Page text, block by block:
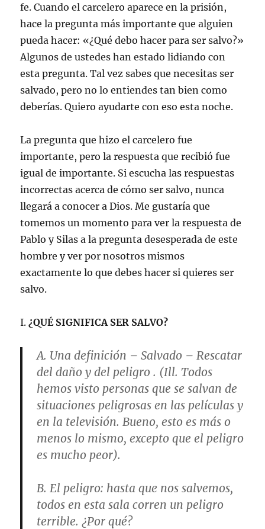
fe. Cuando el carcelero aparece en la prisión,
hace la pregunta más importante que alguien
pueda hacer: «¿Qué debo hacer para ser salvo?»
Algunos de ustedes han estado lidiando con
esta pregunta. Tal vez sabes que necesitas ser
salvado, pero no lo entiendes tan bien como
deberías. Quiero ayudarte con eso esta noche.
La pregunta que hizo el carcelero fue
importante, pero la respuesta que recibió fue
igual de importante. Si escucha las respuestas
incorrectas acerca de cómo ser salvo, nunca
llegará a conocer a Dios. Me gustaría que
tomemos un momento para ver la respuesta de
Pablo y Silas a la pregunta desesperada de este
hombre y ver por nosotros mismos
exactamente lo que debes hacer si quieres ser
salvo.
I.¿QUÉ SIGNIFICA SER SALVO?
A. Una definición – Salvado – Rescatar
del daño y del peligro . (Ill. Todos
hemos visto personas que se salvan de
situaciones peligrosas en las películas y
en la televisión. Bueno, esto es más o
menos lo mismo, excepto que el peligro
es mucho peor).
B. El peligro: hasta que nos salvemos,
todos en esta sala corren un peligro
terrible. ¿Por qué?